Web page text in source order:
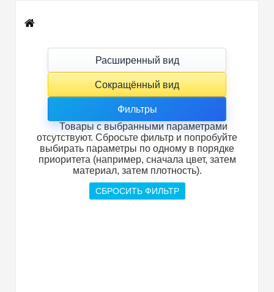
Главная
Расширенный вид
Сокращённый вид
Фильтры
Товары с выбранными параметрами
отсутствуют. Сбросьте фильтр и попробуйте
выбирать параметры по одному в порядке
приоритета (например, сначала цвет, затем
материал, затем плотность).
СБРОСИТЬ ФИЛЬТР